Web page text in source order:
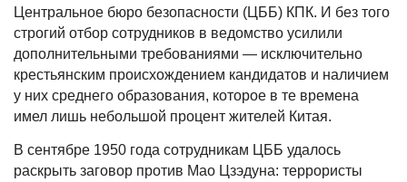
Центральное бюро безопасности (ЦББ) КПК. И без того
строгий отбор сотрудников в ведомство усилили
дополнительными требованиями — исключительно
крестьянским происхождением кандидатов и наличием
у них среднего образования, которое в те времена
имел лишь небольшой процент жителей Китая.
В сентябре 1950 года сотрудникам ЦББ удалось
раскрыть заговор против Мао Цзэдуна: террористы